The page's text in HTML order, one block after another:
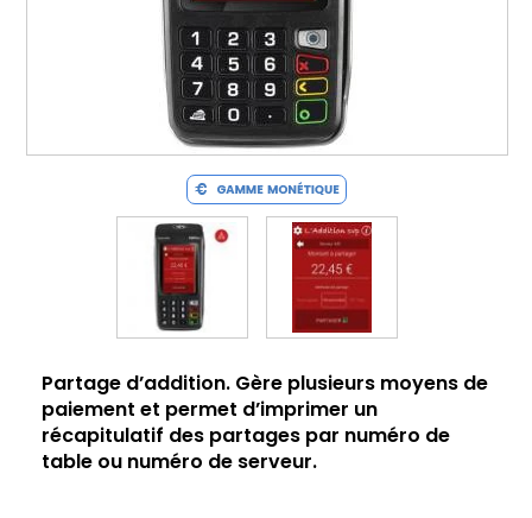
Partage d’addition. Gère plusieurs moyens de
paiement et permet d’imprimer un
récapitulatif des partages par numéro de
table ou numéro de serveur.